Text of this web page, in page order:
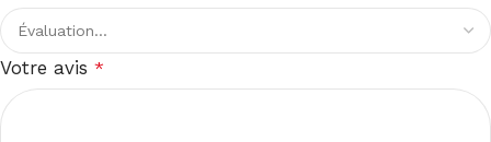
Votre avis *